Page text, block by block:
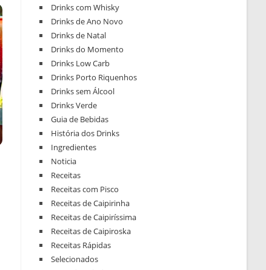
Drinks com Whisky
Drinks de Ano Novo
Drinks de Natal
Drinks do Momento
Drinks Low Carb
Drinks Porto Riquenhos
Drinks sem Álcool
Drinks Verde
Guia de Bebidas
História dos Drinks
Ingredientes
Noticia
Receitas
Receitas com Pisco
Receitas de Caipirinha
Receitas de Caipiríssima
Receitas de Caipiroska
Receitas Rápidas
Selecionados